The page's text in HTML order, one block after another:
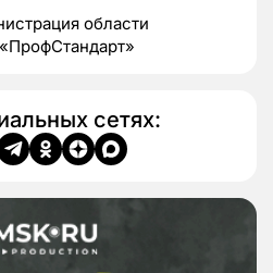
области
сетях: